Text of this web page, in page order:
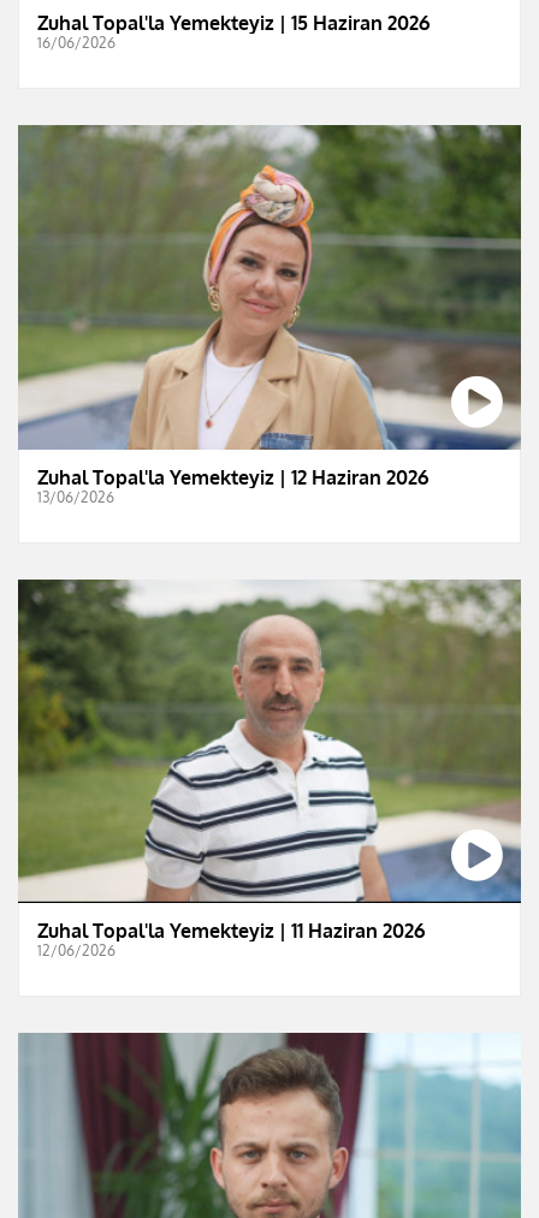
Zuhal Topal'la Yemekteyiz | 15 Haziran 2026
16/06/2026
Zuhal Topal'la Yemekteyiz | 12 Haziran 2026
13/06/2026
Zuhal Topal'la Yemekteyiz | 11 Haziran 2026
12/06/2026